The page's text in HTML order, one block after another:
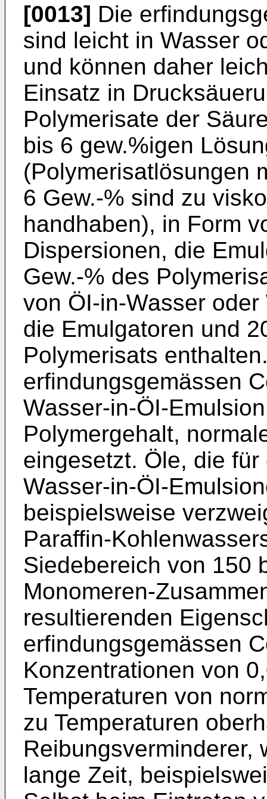
[0013] Die
sind leicht in Wasser
und können daher
Einsatz in
Polymerisate der
bis 6 gew.%igen
(Polymerisatlösungen
6 Gew.-% sind zu
handhaben), in Form
Dispersionen, die
Gew.-% des
von ÖI-in-Wasser
die Emulgatoren und
Polymerisats
erfindungsgemässen
Wasser-in-ÖI-
Polymergehalt,
eingesetzt. Öle, die
Wasser-in-ÖI-
beispielsweise
Paraffin-
Siedebereich von 150
Monomeren-
resultierenden
erfindungsgemässen
Konzentrationen von
Temperaturen von
zu Temperaturen
Reibungsverminderer,
lange Zeit,